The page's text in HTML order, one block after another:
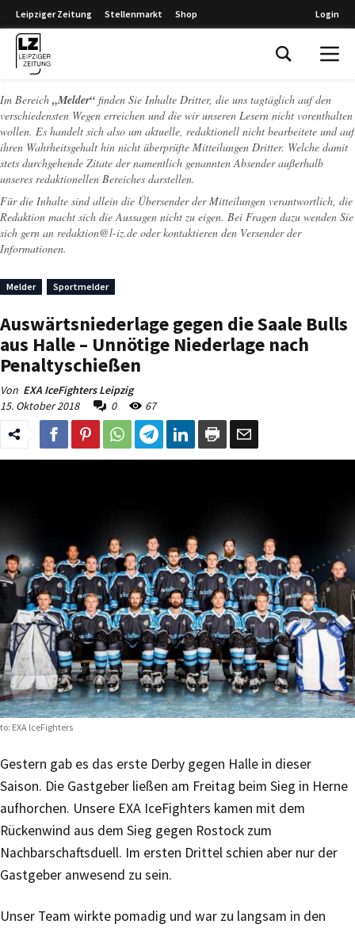
Leipziger Zeitung Stellenmarkt Shop Login
Im Bereich „Melder“ finden Sie Inhalte Dritter, die uns tagtäglich auf den
verschiedensten Wegen erreichen und die wir unseren Lesern nicht vorenthalten
wollen. Es handelt sich also um aktuelle, redaktionell nicht bearbeitete und auf
ihren Wahrheitsgehalt hin nicht überprüfte Mitteilungen Dritter. Welche damit
stets durchgehende Zitate der namentlich genannten Absender außerhalb
unseres redaktionellen Bereiches darstellen.
Für die Inhalte sind allein die Übersender der Mitteilungen verantwortlich, die
Redaktion macht sich die Aussagen nicht zu eigen. Bei Fragen dazu wenden Sie
sich gern an redaktion@l-iz.de oder kontaktieren den Versender der
Informationen.
Melder Sportmelder
Auswärtsniederlage gegen die Saale Bulls
aus Halle – Unnötige Niederlage nach
Penaltyschießen
Von EXA IceFighters Leipzig
15. Oktober 2018
0 67
EXA IceFighters
Gestern gab es das erste Derby gegen Halle in dieser
Saison. Die Gastgeber ließen am Freitag beim Sieg in Herne
aufhorchen. Unsere EXA IceFighters kamen mit dem
Rückenwind aus dem Sieg gegen Rostock zum
Nachbarschaftsduell. Im ersten Drittel schien aber nur der
Gastgeber anwesend zu sein.
Unser Team wirkte pomadig und war zu langsam in den